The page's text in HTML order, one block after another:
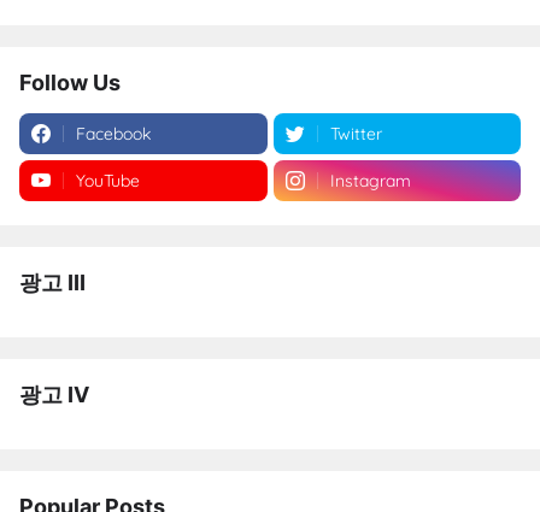
Follow Us
Facebook Twitter
YouTube Instagram
광고 III
광고 IV